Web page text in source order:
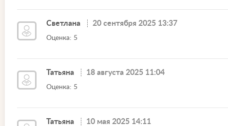
Светлана 20 сентября 2025 13:37
Оценка: 5
Татьяна 18 августа 2025 11:04
Оценка: 5
Татьяна 10 мая 2025 14:11